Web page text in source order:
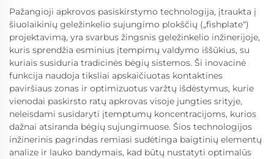
Pažangioji apkrovos pasiskirstymo technologija, įtraukta į
šiuolaikinių geležinkelio sujungimo plokščių („fishplate“)
projektavimą, yra svarbus žingsnis geležinkelio inžinerijoje,
kuris sprendžia esminius įtempimų valdymo iššūkius, su
kuriais susiduria tradicinės bėgių sistemos. Ši inovacinė
funkcija naudoja tiksliai apskaičiuotas kontaktines
paviršiaus zonas ir optimizuotus varžtų išdėstymus, kurie
vienodai paskirsto ratų apkrovas visoje jungties srityje,
neleisdami susidaryti įtemptumų koncentracijoms, kurios
dažnai atsiranda bėgių sujungimuose. Šios technologijos
inžinerinis pagrindas remiasi sudėtinga baigtinių elementų
analize ir lauko bandymais, kad būtų nustatyti optimalūs